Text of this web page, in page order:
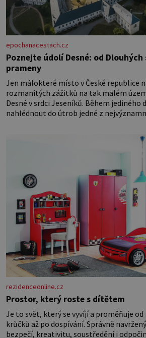
epochanacestach.cz
Poznejte údolí Desné: od
prameny
Jen málokteré místo v České republice
rozmanitých zážitků na tak malém
Desné v srdci Jeseníků. Během jediného
nahlédnout do útrob jedné z
rezidenceonline.cz
Prostor, který roste s dítětem
Je to svět, který se vyvíjí a proměňuje
krůčků až po dospívání. Správně
bezpečí, kreativitu, soustředění i